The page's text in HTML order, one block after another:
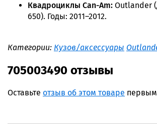
Квадроциклы Can-Am: Outlander
650). Годы: 2011–2012.
Категории: Кузов/аксессуары
705003490 отзывы
Оставьте отзыв об этом товаре